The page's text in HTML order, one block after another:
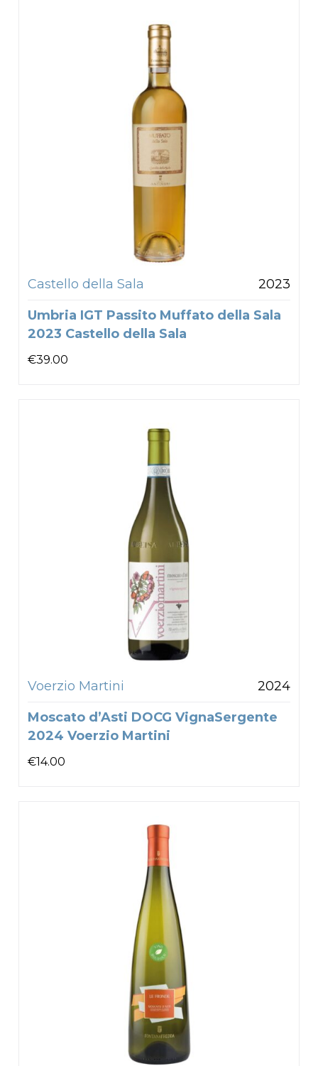
Castello della Sala
2023
Umbria IGT Passito Muffato della Sala
2023 Castello della Sala
€39.00
Voerzio Martini
2024
Moscato d’Asti DOCG VignaSergente
2024 Voerzio Martini
€14.00